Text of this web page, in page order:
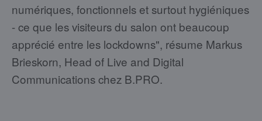
numériques, fonctionnels et surtout hygiéniques
- ce que les visiteurs du salon ont beaucoup
apprécié entre les lockdowns", résume Markus
Brieskorn, Head of Live and Digital
Communications chez B.PRO.